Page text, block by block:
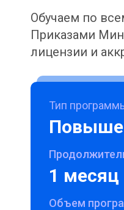
Обучаем по
Приказами
лицензии и
Тип
1 месяц
Объем